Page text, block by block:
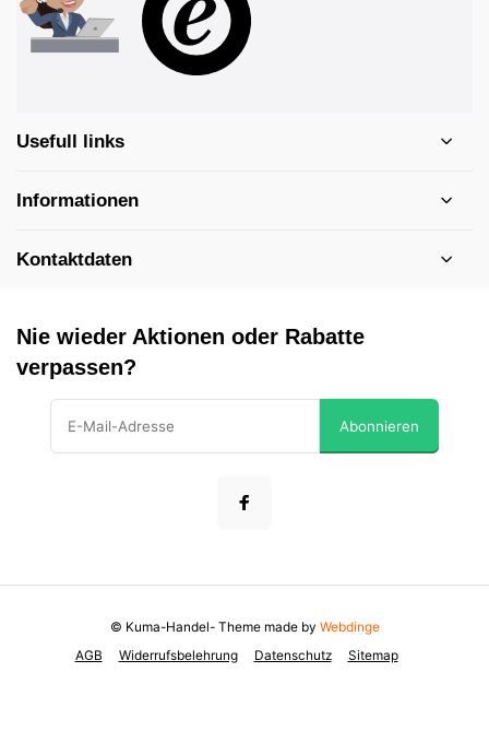
Usefull links
Informationen
Kontaktdaten
Nie wieder Aktionen oder Rabatte
verpassen?
Abonnieren
AGB Widerrufsbelehrung Datenschutz Sitemap
© Kuma-Handel- Theme made by Webdinge